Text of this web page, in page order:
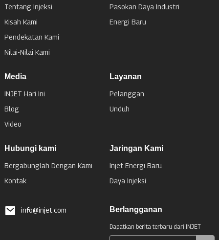
Tentang Injeksi
Kisah Kami
Pendekatan Kami
Nilai-Nilai Kami
Pasokan Daya Industri
Energi Baru
Media
INJET Hari Ini
Blog
Video
Layanan
Pelanggan
Unduh
Hubungi kami
Bergabunglah Dengan Kami
Kontak
Jaringan Kami
Injet Energi Baru
Daya Injeksi
info@injet.com Berlangganan
Dapatkan berita terbaru dari INJET